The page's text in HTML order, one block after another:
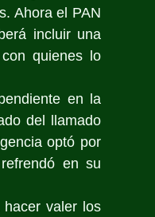
Ahora el PAN
incluir una
quienes lo
en la
del llamado
optó por
en su
valer los